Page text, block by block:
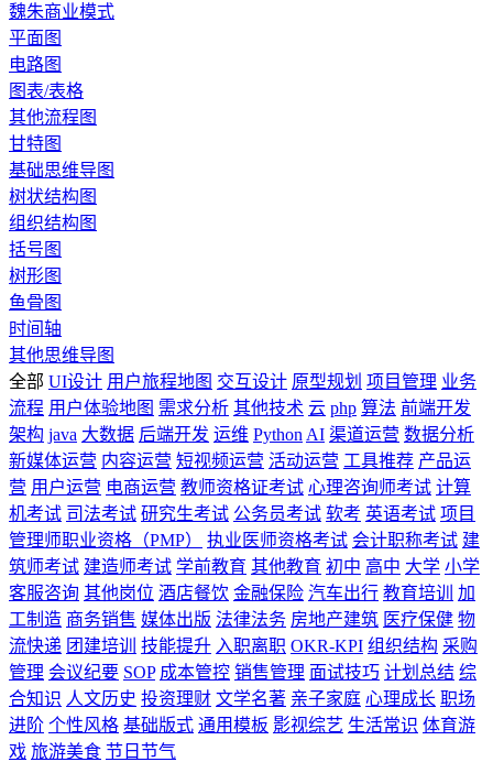
魏朱商业模式
平面图
电路图
图表/表格
其他流程图
甘特图
基础思维导图
树状结构图
组织结构图
括号图
树形图
鱼骨图
时间轴
其他思维导图
全部 UI设计 用户旅程地图 交互设计 原型规划 项目管理 业务
流程 用户体验地图 需求分析 其他技术 云 php 算法 前端开发
架构 java 大数据 后端开发 运维 Python AI 渠道运营 数据分析
新媒体运营 内容运营 短视频运营 活动运营 工具推荐 产品运
营 用户运营 电商运营 教师资格证考试 心理咨询师考试 计算
机考试 司法考试 研究生考试 公务员考试 软考 英语考试 项目
管理师职业资格（PMP）
执业医师资格考试 会计职称考试 建
筑师考试 建造师考试 学前教育 其他教育 初中 高中 大学 小学
客服咨询 其他岗位 酒店餐饮 金融保险 汽车出行 教育培训
加
工制造 商务销售 媒体出版 法律法务 房地产建筑 医疗保健 物
流快递 团建培训 技能提升 入职离职 OKR-KPI 组织结构 采购
管理 会议纪要 SOP 成本管控 销售管理 面试技巧 计划总结 综
合知识 人文历史 投资理财 文学名著 亲子家庭 心理成长 职场
进阶 个性风格 基础版式 通用模板 影视综艺 生活常识 体育游
戏 旅游美食 节日节气